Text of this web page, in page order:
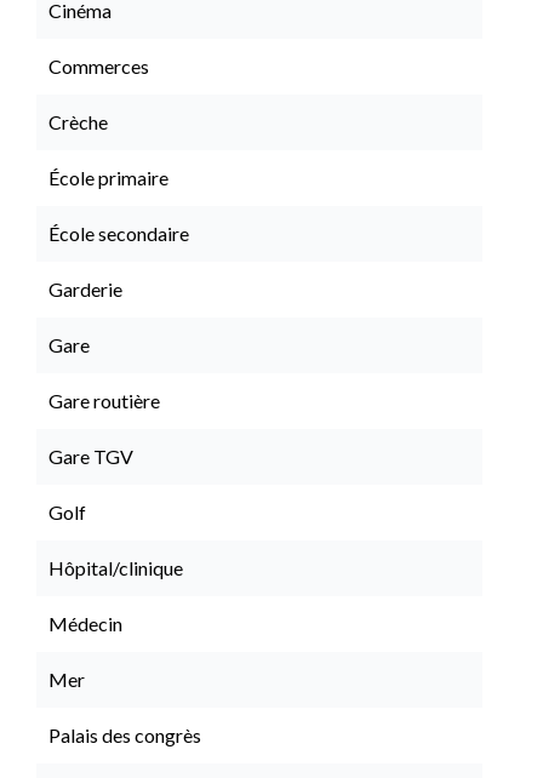
Cinéma
Commerces
Crèche
École primaire
École secondaire
Garderie
Gare
Gare routière
Gare TGV
Golf
Hôpital/clinique
Médecin
Mer
Palais des congrès